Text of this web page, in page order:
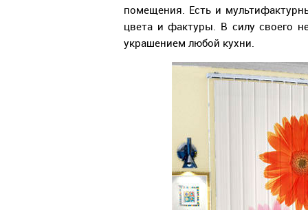
помещения. Есть и
цвета и фактуры. В силу своего
украшением любой кухни.